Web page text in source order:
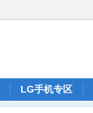
LG手机专区